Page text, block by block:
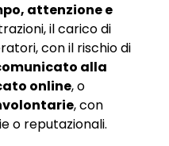
attenzione e
il carico di
con il rischio di
alla
online, o
, con
o reputazionali.